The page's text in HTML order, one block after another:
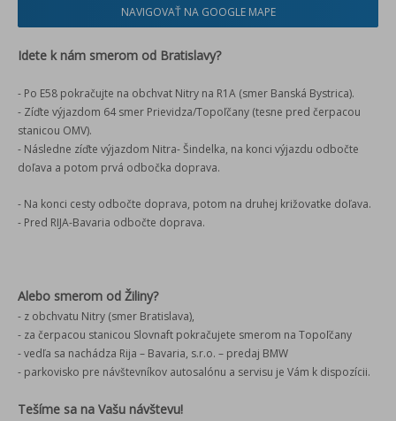
NAVIGOVAŤ NA GOOGLE MAPE
Idete k nám smerom od Bratislavy?
- Po E58 pokračujte na obchvat Nitry na R1A (smer Banská Bystrica).
- Zíďte výjazdom 64 smer Prievidza/Topoľčany (tesne pred čerpacou
stanicou OMV).
- Následne zíďte výjazdom Nitra- Šindelka, na konci výjazdu odbočte
doľava a potom prvá odbočka doprava.
- Na konci cesty odbočte doprava, potom na druhej križovatke doľava.
- Pred RIJA-Bavaria odbočte doprava.
Alebo smerom od Žiliny?
- z obchvatu Nitry (smer Bratislava),
- za čerpacou stanicou Slovnaft pokračujete smerom na Topoľčany
- vedľa sa nachádza Rija – Bavaria, s.r.o. – predaj BMW
- parkovisko pre návštevníkov autosalónu a servisu je Vám k dispozícii.
Tešíme sa na Vašu návštevu!